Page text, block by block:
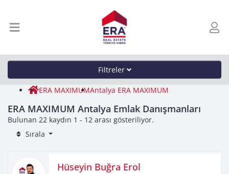
Filtreler
ERA MAXIMUMAntalya ERA MAXIMUM
ERA MAXIMUM Antalya Emlak Danışmanları
Bulunan 22 kaydın 1 - 12 arası gösteriliyor.
Sırala
Hüseyin Buğra Erol